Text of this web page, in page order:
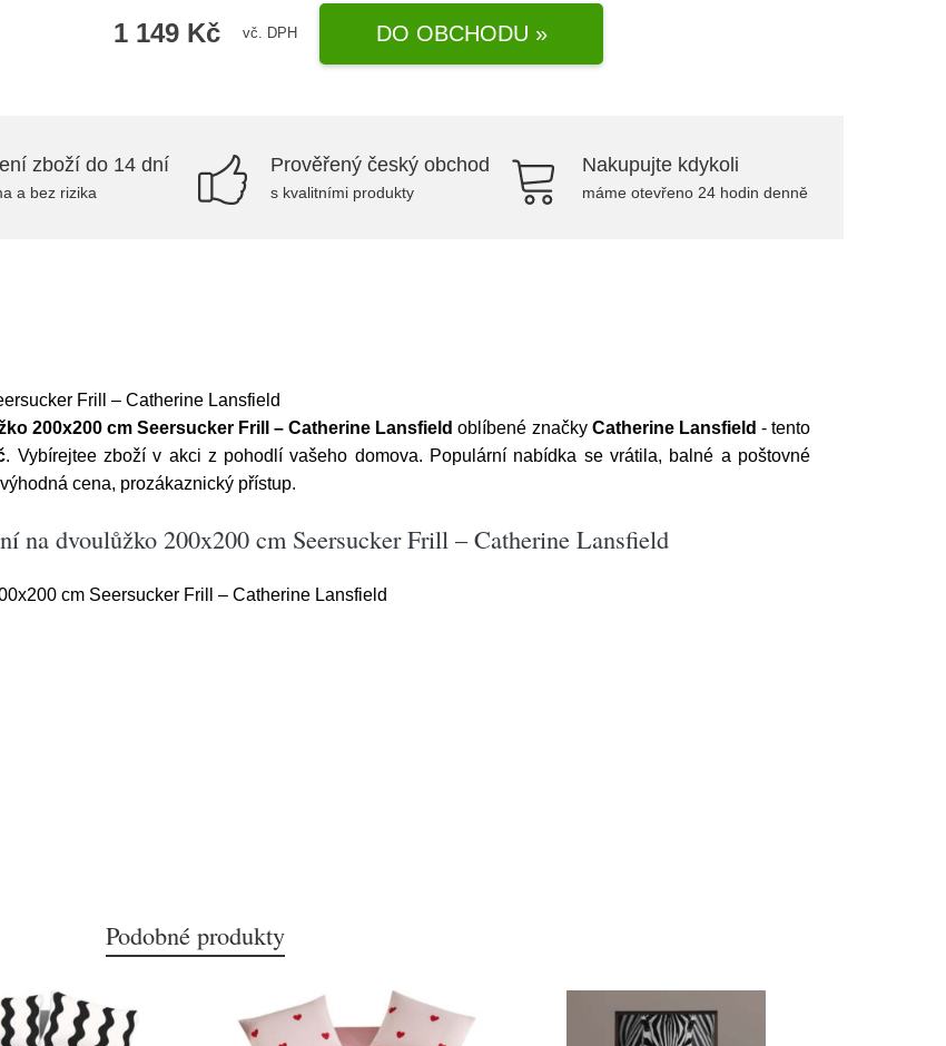
1 149 Kč vč. DPH DO OBCHODU »
zboží do 14 dní
a bez rizika
Prověřený český obchod
s kvalitními produkty
Nakupujte kdykoli
máme otevřeno 24 hodin denně
Frill – Catherine Lansfield
200x200 cm Seersucker Frill – Catherine Lansfield oblíbené značky Catherine Lansfield - tento
. Vybírejtee zboží v akci z pohodlí vašeho domova. Populární nabídka se vrátila, balné a poštovné
cena, prozákaznický přístup.
na dvoulůžko 200x200 cm Seersucker Frill – Catherine Lansfield
cm Seersucker Frill – Catherine Lansfield
Podobné produkty